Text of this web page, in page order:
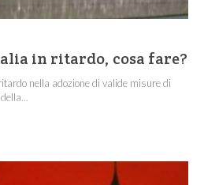
in ritardo, cosa fare?
nella adozione di valide misure di